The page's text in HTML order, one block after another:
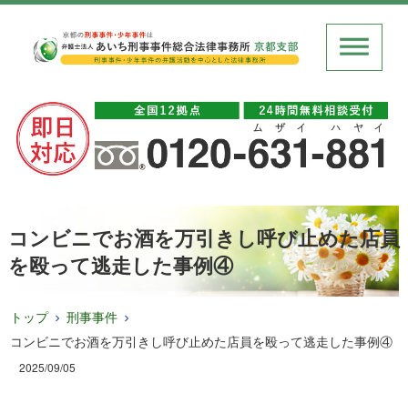
コンビニでお酒を万引きし呼び止めた店員
を殴って逃走した事例④
トップ
刑事事件
コンビニでお酒を万引きし呼び止めた店員を殴って逃走した事例④
2025/09/05